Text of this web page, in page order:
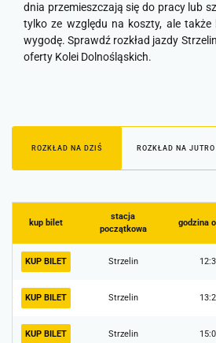
dnia przemieszczają się do pracy lub
tylko ze względu na koszty, ale
wygodę. Sprawdź rozkład jazdy
oferty Kolei Dolnośląskich.
ROZKŁAD NA DZIŚ ROZKŁAD NA JUTRO
stacja
początkowa
godzina
kup bilet
Strzelin
KUP BILET
Strzelin
KUP BILET
Strzelin
KUP BILET